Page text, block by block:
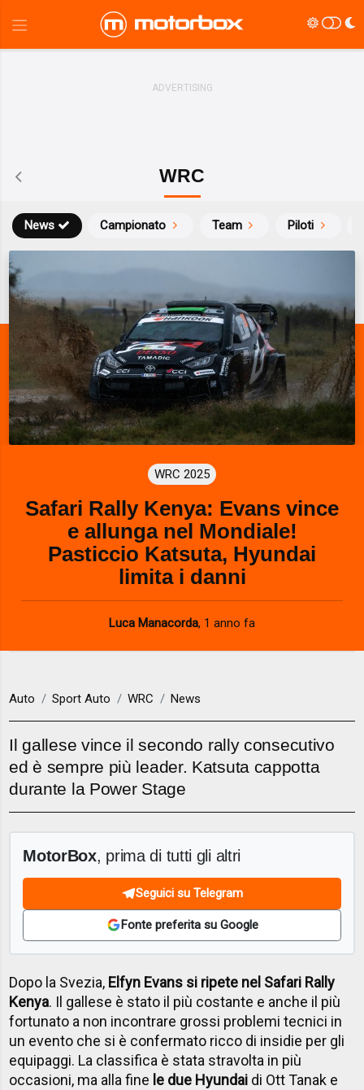
WRC
News Campionato Team Piloti
WRC 2025
Safari Rally Kenya: Evans vince
e allunga nel Mondiale!
Pasticcio Katsuta, Hyundai
limita i danni
Luca Manacorda, 1 anno fa
Auto Sport Auto WRC News
Il gallese vince il secondo rally consecutivo
ed è sempre più leader. Katsuta cappotta
durante la Power Stage
MotorBox, prima di tutti gli altri
Seguici su Telegram
Fonte preferita su Google
Dopo la Svezia, Elfyn Evans si ripete nel Safari Rally
Kenya. Il gallese è stato il più costante e anche il più
fortunato a non incontrare grossi problemi tecnici in
un evento che si è confermato ricco di insidie per gli
equipaggi. La classifica è stata stravolta in più
occasioni, ma alla fine le due Hyundai di Ott Tanak e